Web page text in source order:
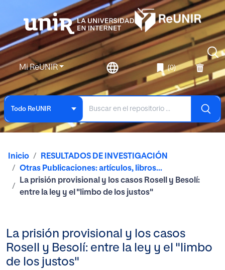
Mi ReUNIR (0)
Todo ReUNIR
Inicio
RESULTADOS DE INVESTIGACIÓN
Otras Publicaciones: artículos, libros...
La prisión provisional y los casos Rosell y Besolí:
entre la ley y el "limbo de los justos"
La prisión provisional y los casos
Rosell y Besolí: entre la ley y el "limbo
de los justos"